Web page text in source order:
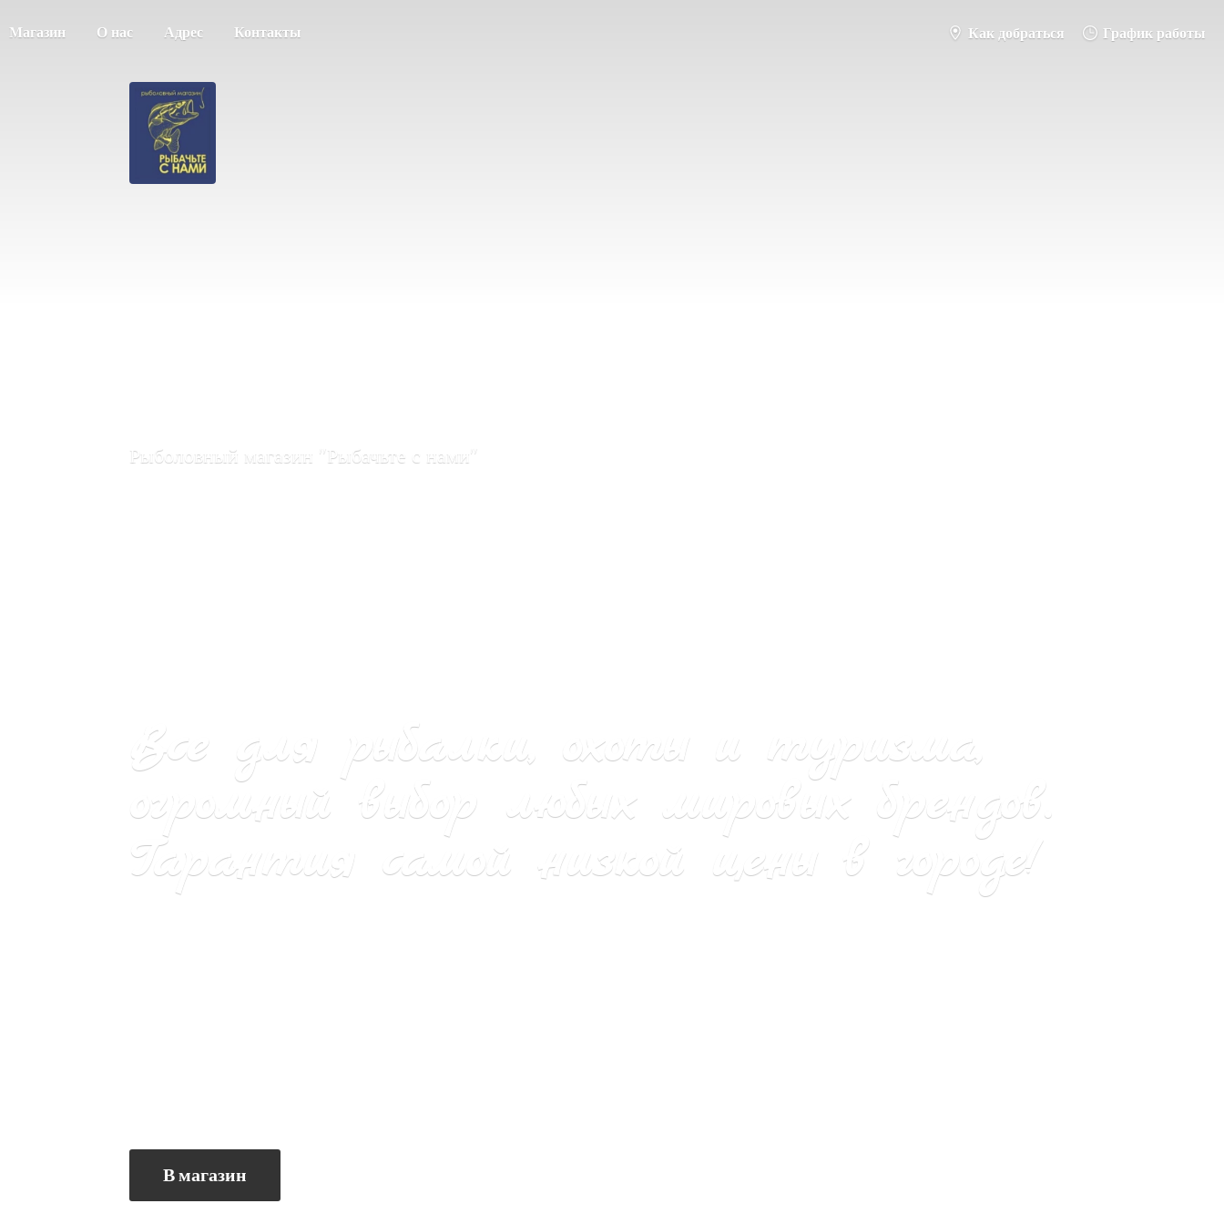
Магазин О нас Адрес Контакты Как добраться График работы
Все для рыбалки, охоты и туризма,
огромный выбор любых мировых брендов.
Гарантия самой низкой цены в городе!
Рыболовный магазин "Рыбачьте с нами"
В магазин